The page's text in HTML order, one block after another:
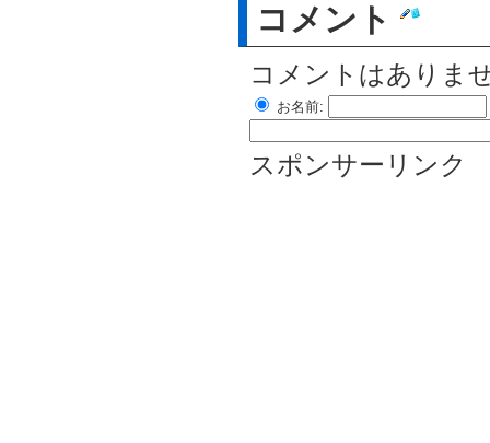
コメント
コメントはありま
お名前:
スポンサーリンク